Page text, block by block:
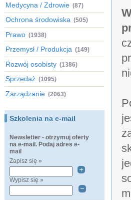
Medycyna / Zdrowie (87)
Ochrona środowiska (505)
Prawo (1938)
Przemysł / Produkcja (149)
Rozwój osobisty (1386)
Sprzedaż (1095)
Zarządzanie (2063)
Szkolenia na e-mail
Newsletter - otrzymuj oferty
na e-mail. Podaj adres e-
mail
Zapisz się »
Wypisz się »